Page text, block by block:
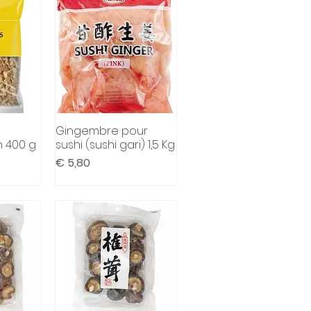
400 g
Snel overzicht
Gingembre pour
sushi (sushi gari) 1,5 Kg
Prijs
€ 5,80